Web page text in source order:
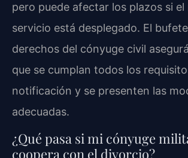
pero puede afectar los plazos si el
servicio está desplegado. El
derechos del cónyuge civil
que se cumplan todos los
notificación y se presenten las
adecuadas.
¿Qué pasa si mi cónyuge
coopera con el divorcio?